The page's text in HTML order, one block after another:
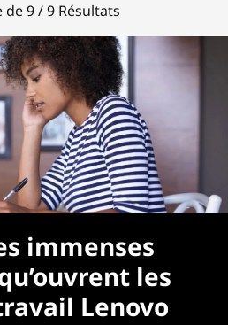
de 9 / 9 Résultats
immenses
les
Lenovo